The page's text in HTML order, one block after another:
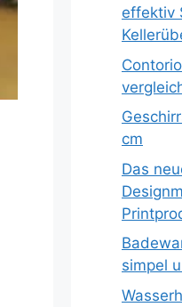
effektiv
cm
Das
simpel